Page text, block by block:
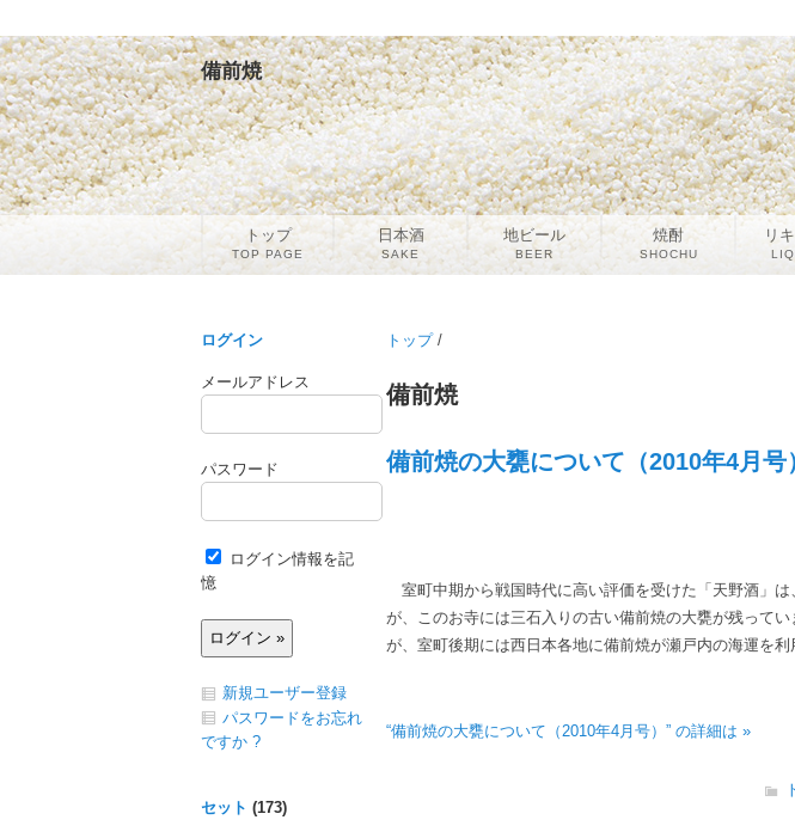
備前焼
トップ/
備前焼
備前焼の大甕について（2010年4月号
室町中期から戦国時代に高い評価を受けた「天野酒」
が、このお寺には三石入りの古い備前焼の大甕が残って
が、室町後期には西日本各地に備前焼が瀬戸内の海運を利
“備前焼の大甕について（2010年4月号）” の詳細は »
ログイン
メールアドレス
パスワード
ログイン情報を記
憶
新規ユーザー登録
パスワードをお忘れ
ですか ?
セット (173)
トップ
TOP PAGE
日本酒
SAKE
地ビール
BEER
焼酎
SHOCHU
リ